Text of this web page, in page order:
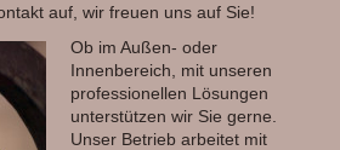
auf, wir freuen uns auf Sie!
Ob im Außen- oder
Innenbereich, mit unseren
professionellen Lösungen
unterstützen wir Sie gerne.
Unser Betrieb arbeitet mit